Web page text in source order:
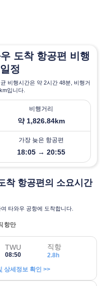
도착 항공편 비행
정
비행시간은 약 2시간 48분, 비행거
입니다.
비행거리
약 1,826.84km
가장 늦은 항공편
18:05 → 20:55
착 항공편의 소요시간
타와우 공항에 도착합니다.
항만
TWU
08:50
직항
2.8h
상세정보 확인 >>